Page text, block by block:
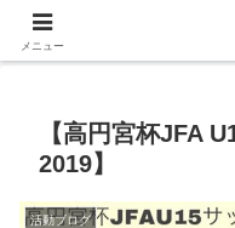
NPO法人ゆ
【高円宮杯JFA
2019】
活動ブログ
メニュー